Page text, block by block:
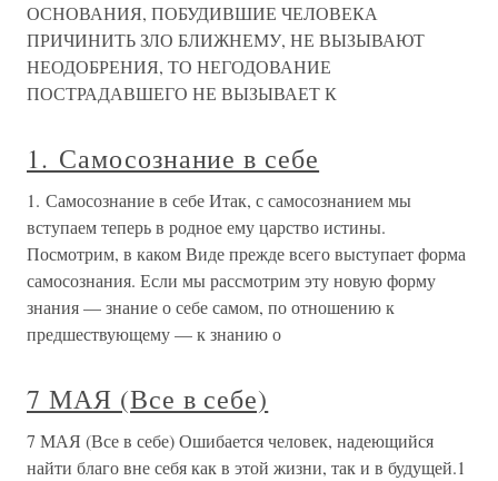
ОСНОВАНИЯ, ПОБУДИВШИЕ ЧЕЛОВЕКА
ПРИЧИНИТЬ ЗЛО БЛИЖНЕМУ, НЕ ВЫЗЫВАЮТ
НЕОДОБРЕНИЯ, ТО НЕГОДОВАНИЕ
ПОСТРАДАВШЕГО НЕ ВЫЗЫВАЕТ К
1. Самосознание в себе
1. Самосознание в себе Итак, с самосознанием мы
вступаем теперь в родное ему царство истины.
Посмотрим, в каком Виде прежде всего выступает форма
самосознания. Если мы рассмотрим эту новую форму
знания — знание о себе самом, по отношению к
предшествующему — к знанию о
7 МАЯ (Все в себе)
7 МАЯ (Все в себе) Ошибается человек, надеющийся
найти благо вне себя как в этой жизни, так и в будущей.1